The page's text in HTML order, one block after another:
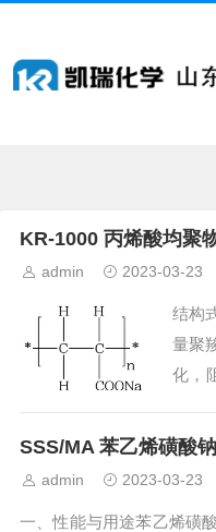
KR-1000 丙烯酸均聚
admin 2023-03-23
结构
量聚
化，
晶分
SSS/MA 苯乙烯磺酸
admin 2023-03-23
一、性能与用途苯乙烯磺